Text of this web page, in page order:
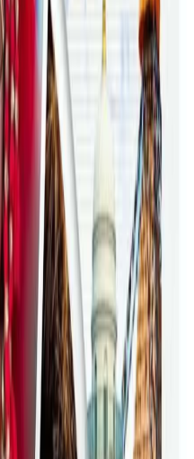
भ्रष्टाचार गरेको
राजीनामा
गर्न भिक्टोरियाले बनायो
टोलीका लागि
संस्करणमा कृष्ण कार्की